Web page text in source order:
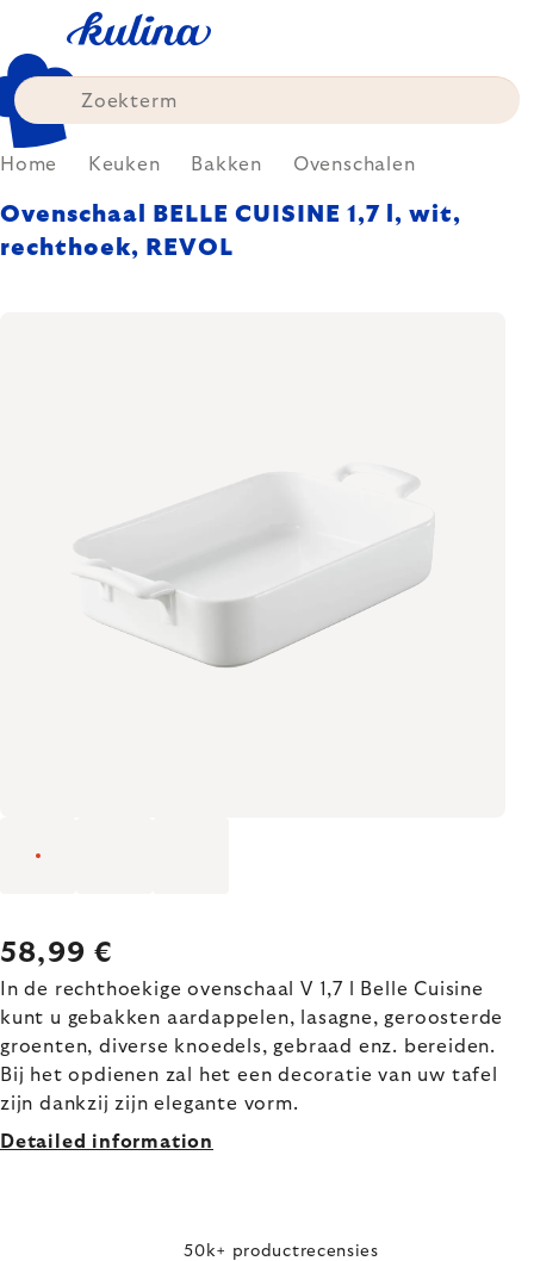
content
Home Keuken Bakken Ovenschalen
Ovenschaal BELLE CUISINE 1,7 l, wit,
rechthoek, REVOL
58,99 €
In de rechthoekige ovenschaal V 1,7 l Belle Cuisine
kunt u gebakken aardappelen, lasagne, geroosterde
groenten, diverse knoedels, gebraad enz. bereiden.
Bij het opdienen zal het een decoratie van uw tafel
zijn dankzij zijn elegante vorm.
Detailed information
50k+ productrecensies